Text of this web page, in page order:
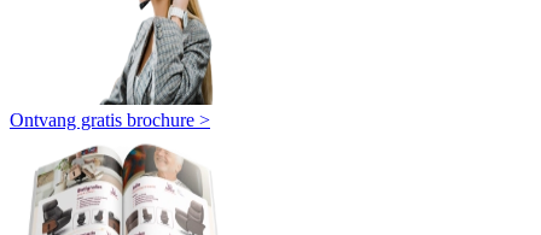
Ontvang gratis brochure >